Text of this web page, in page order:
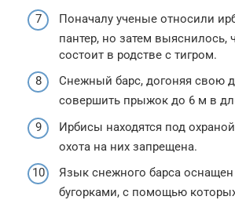
Поначалу ученые относили
пантер, но затем выяснилось,
состоит в родстве с тигром.
Снежный барс, догоняя свою
совершить прыжок до 6 м в
Ирбисы находятся под
охота на них запрещена.
Язык снежного барса
бугорками, с помощью